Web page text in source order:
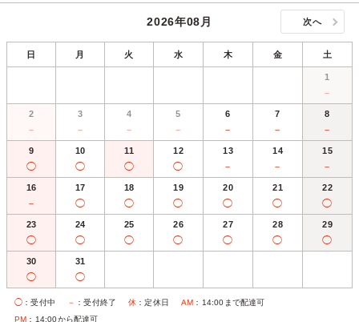
2026年08月 次へ
日 月 火 水 木 金 土
1
－
2
－
3
－
4
－
5
－
6
－
7
－
8
－
9
◯
10
◯
11
◯
12
◯
13
－
14
－
15
－
16
－
17
◯
18
◯
19
◯
20
◯
21
◯
22
◯
23
◯
24
◯
25
◯
26
◯
27
◯
28
◯
29
◯
30
◯
31
◯
◯ ：受付中 － ：受付終了 休 ：定休日 AM ：14:00まで配達可
PM ：14:00から配達可